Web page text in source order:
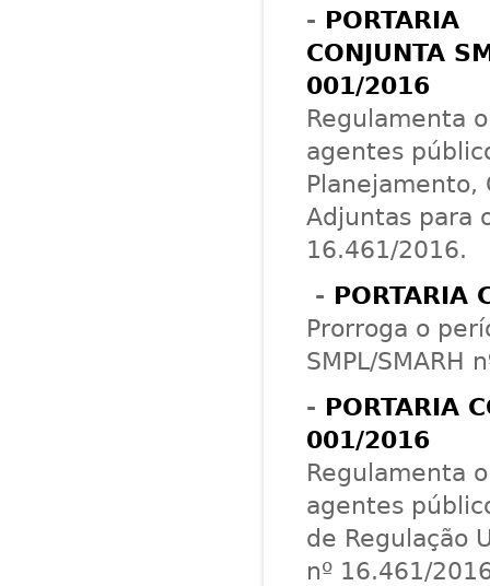
- PORTARIA
CONJUNTA
001/2016
Regulamenta
agentes
Planejamento,
Adjuntas para
16.461/2016.
- PORTARIA
Prorroga o
SMPL/SMARH
- PORTARIA
001/2016
Regulamenta
agentes
de Regulação
nº 16.461/